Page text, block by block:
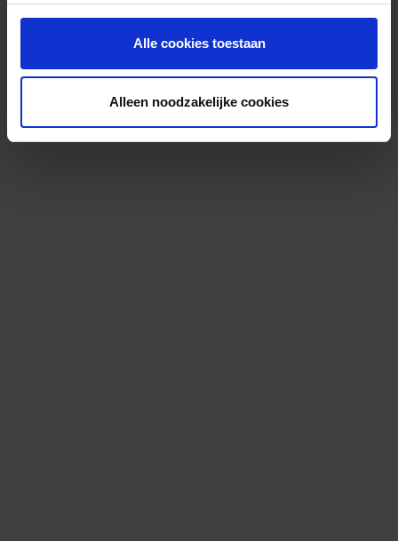
Alle cookies toestaan
Alleen noodzakelijke cookies